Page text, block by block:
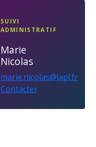
SUIVI
ADMINISTRATIF
Marie
Nicolas
marie.nicolas@lapl.fr
Contacter